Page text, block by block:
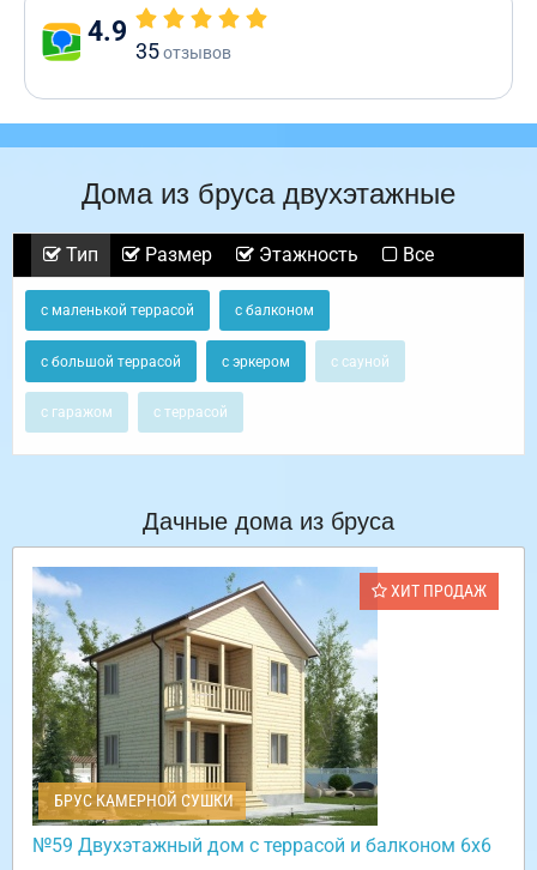
4.9
35отзывов
Дома из бруса двухэтажные
Тип Размер Этажность Все
с маленькой террасой с балконом
с большой террасой с эркером с сауной
с гаражом с террасой
Дачные дома из бруса
ХИТ ПРОДАЖ
БРУС КАМЕРНОЙ СУШКИ
№59 Двухэтажный дом с террасой и балконом 6х6